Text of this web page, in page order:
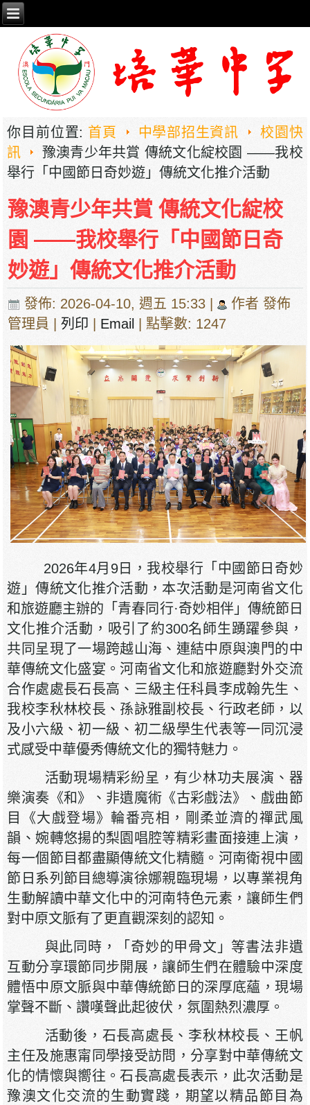
你目前位置: 首頁 中學部招生資訊
校園快
訊
豫澳青少年共賞 傳統文化綻校園 ——我校
舉行「中國節日奇妙遊」傳統文化推介活動
豫澳青少年共賞 傳統文化綻校
園 ——我校舉行「中國節日奇
妙遊」傳統文化推介活動
發佈: 2026-04-10, 週五 15:33 |
作者 發佈
管理員
|列印 Email | 點擊數: 1247
2026年4月9日，我校舉行「中國節日奇妙
遊」傳統文化推介活動，本次活動是河南省文化
和旅遊廳主辦的「青春同行·奇妙相伴」傳統節日
文化推介活動，吸引了約300名師生踴躍參與，
共同呈現了一場跨越山海、連結中原與澳門的中
華傳統文化盛宴。河南省文化和旅遊廳對外交流
合作處處長石長高、三級主任科員李成翰先生、
我校李秋林校長、孫詠雅副校長、行政老師，以
及小六級、初一級、初二級學生代表等一同沉浸
式感受中華優秀傳統文化的獨特魅力。
活動現場精彩紛呈，有少林功夫展演、器
樂演奏《和》、非遺魔術《古彩戲法》、戲曲節
目《大戲登場》輪番亮相，剛柔並濟的禪武風
韻、婉轉悠揚的梨園唱腔等精彩畫面接連上演，
每一個節目都盡顯傳統文化精髓。河南衛視中國
節日系列節目總導演徐娜親臨現場，以專業視角
生動解讀中華文化中的河南特色元素，讓師生們
對中原文脈有了更直觀深刻的認知。
與此同時，「奇妙的甲骨文」等書法非遺
互動分享環節同步開展，讓師生們在體驗中深度
體悟中原文脈與中華傳統節日的深厚底蘊，現場
掌聲不斷、讚嘆聲此起彼伏，氛圍熱烈濃厚。
活動後，石長高處長、李秋林校長、王帆
主任及施惠甯同學接受訪問，分享對中華傳統文
化的情懷與嚮往。石長高處長表示，此次活動是
豫澳文化交流的生動實踐，期望以精品節目為